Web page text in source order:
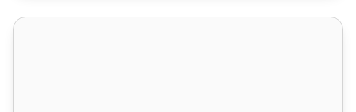
AI Сортировка и Категоризация Тикетов